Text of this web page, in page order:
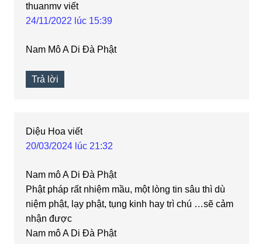
thuanmv viết
24/11/2022 lúc 15:39
Nam Mô A Di Đà Phật
Trả lời
Diệu Hoa viết
20/03/2024 lúc 21:32
Nam mô A Di Đà Phật
Phật pháp rất nhiệm mầu, một lòng tin sâu thì dù
niệm phật, lạy phật, tụng kinh hay trì chú …sẽ cảm
nhận được
Nam mô A Di Đà Phật